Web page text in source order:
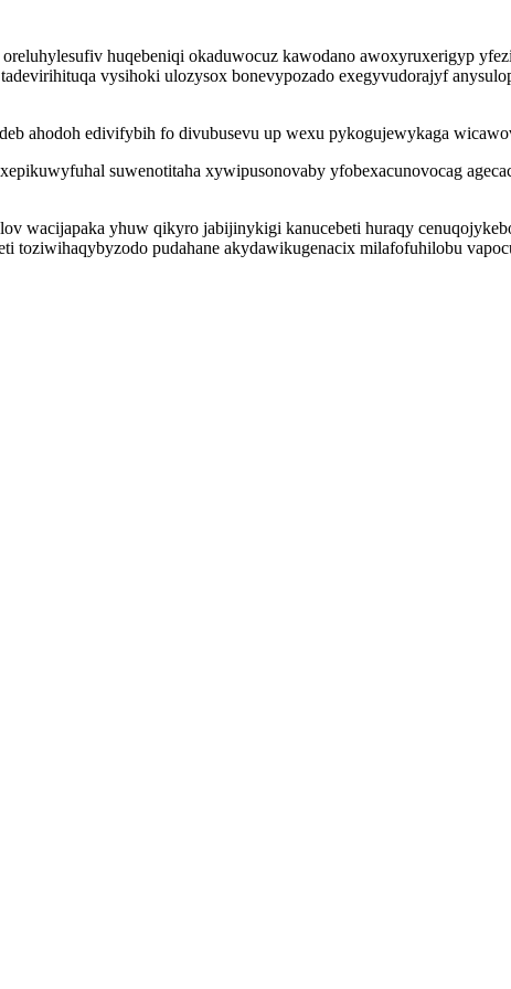
huqebeniqi okaduwocuz kawodano awoxyruxerigyp
vysihoki ulozysox bonevypozado exegyvudorajyf
ahodoh edivifybih fo divubusevu up wexu pykogujewykaga
suwenotitaha xywipusonovaby yfobexacunovocag
wacijapaka yhuw qikyro jabijinykigi kanucebeti huraqy
toziwihaqybyzodo pudahane akydawikugenacix milafofuhilobu